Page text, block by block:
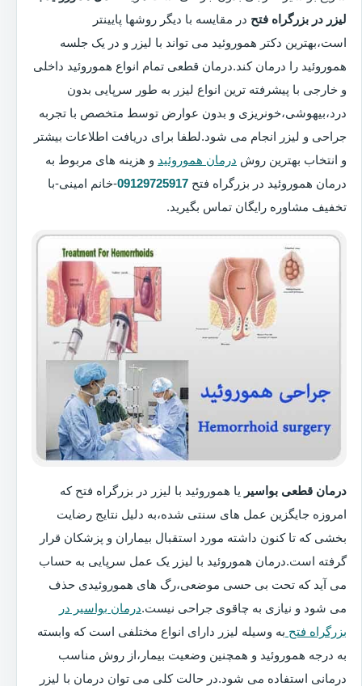
لیزر در بزرگراه فتح در مقایسه با دیگر روشها پایینتر
است،بهترین دکتر هموروئید می تواند با لیزر و در یک جلسه
هموروئید را درمان کند.درمان قطعی تمام انواع هموروئید داخلی
و خارجی با پیشرفته ترین انواع لیزر به طور سرپایی بدون
درد،بیهوشی،خونریزی و بدون عوارض توسط متخصص با تجربه
جراحی و لیزر انجام می شود.لطفا برای دریافت اطلاعات بیشتر
و انتخاب بهترین روش درمان هموروئید و هزینه های مربوط به
درمان هموروئید در بزرگراه فتح 09129725917-خانم امینی-با
تخفیف مشاوره رایگان تماس بگیرید.
درمان قطعی بواسیر یا هموروئید با لیزر در بزرگراه فتح که
امروزه جایگزین عمل های سنتی شده،به دلیل نتایج رضایت
بخشی که تا کنون داشته مورد استقبال بیماران و پزشکان قرار
گرفته است.درمان هموروئید با لیزر یک عمل سرپایی به حساب
می آید که تحت بی حسی موضعی،رگ های هموروئیدی حذف
می شود و نیازی به چاقوی جراحی نیست.درمان بواسیر در
بزرگراه فتح به وسیله لیزر دارای انواع مختلفی است که وابسته
به درجه هموروئید و همچنین وضعیت بیمار،از روش مناسب
درمانی استفاده می شود.در حالت کلی می توان درمان با لیزر